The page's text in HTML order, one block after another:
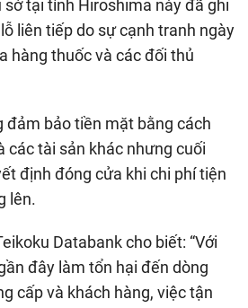
sở tại tỉnh Hiroshima này đã ghi
liên tiếp do sự cạnh tranh ngày
hàng thuốc và các đối thủ
đảm bảo tiền mặt bằng cách
các tài sản khác nhưng cuối
định đóng cửa khi chi phí tiện
lên.
Databank cho biết: “Với
đây làm tổn hại đến dòng
cấp và khách hàng, việc tận